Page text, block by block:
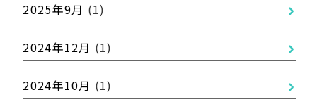
2025年9月 (1)
2024年12月 (1)
2024年10月 (1)